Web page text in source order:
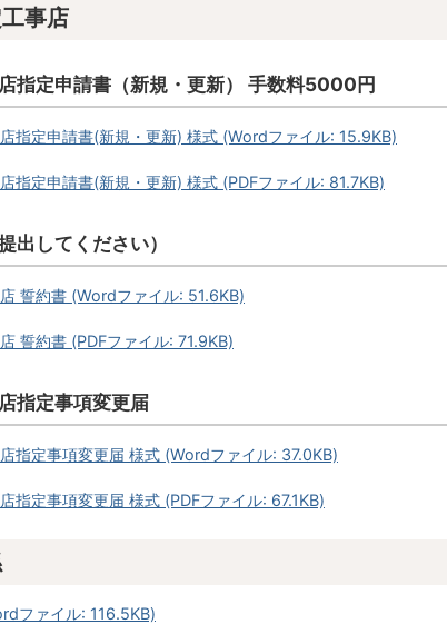
事店
指定申請書（新規・更新） 手数料5000円
指定申請書(新規・更新) 様式 (Wordファイル: 15.9KB)
指定申請書(新規・更新) 様式 (PDFファイル: 81.7KB)
出してください）
誓約書 (Wordファイル: 51.6KB)
誓約書 (PDFファイル: 71.9KB)
指定事項変更届
指定事項変更届 様式 (Wordファイル: 37.0KB)
指定事項変更届 様式 (PDFファイル: 67.1KB)
ファイル: 116.5KB)